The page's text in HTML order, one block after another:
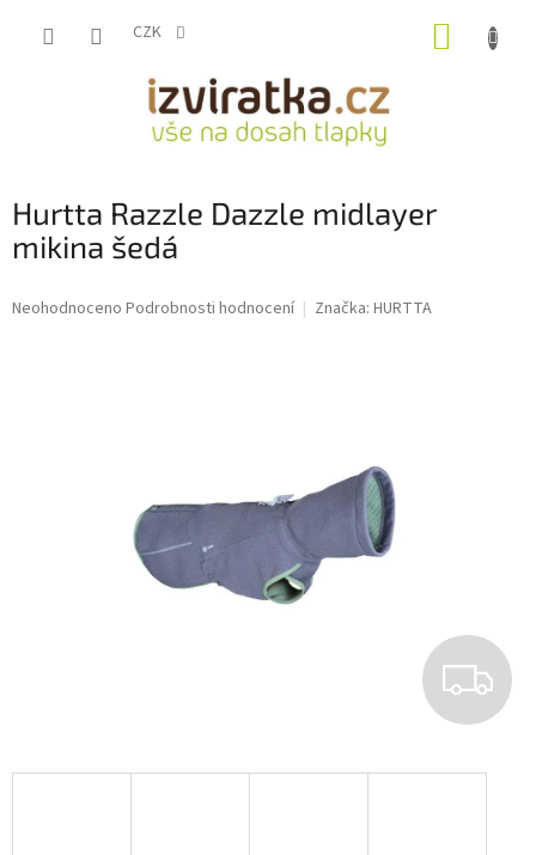
CZK
Hurtta Razzle Dazzle midlayer
mikina šedá
Průměrné
Neohodnoceno Podrobnosti hodnocení Značka: HURTTA
Z
D